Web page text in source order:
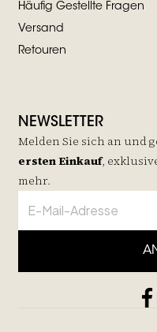
Häufig Gestellte Fragen
Versand
Retouren
NEWSLETTER
Melden Sie sich an und
ersten Einkauf,
mehr.